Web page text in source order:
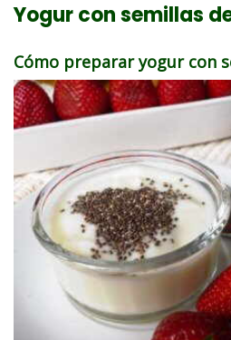
Yogur con semillas
Cómo preparar yogur con